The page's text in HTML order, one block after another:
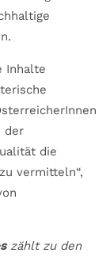
Inhalte
der
die
vermitteln“,
zählt zu den